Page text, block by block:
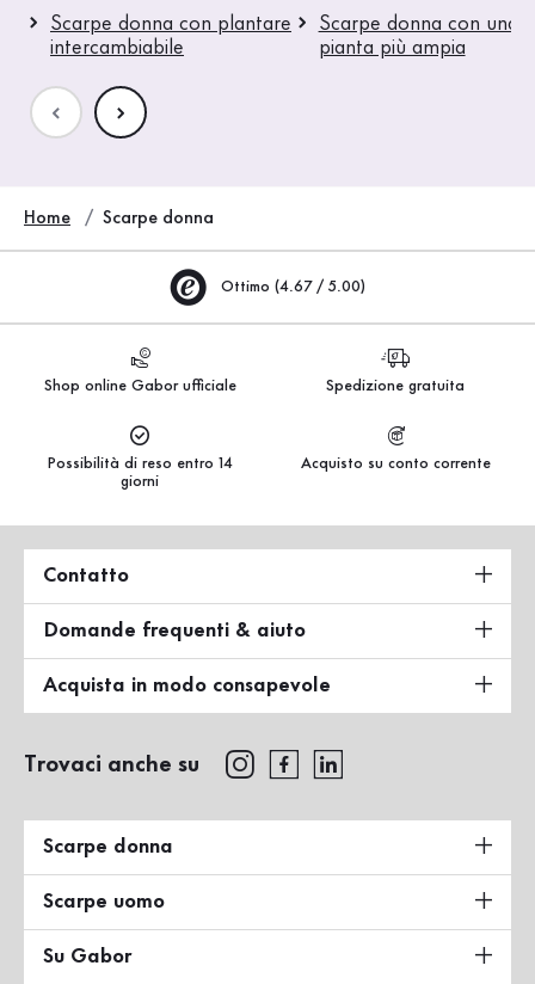
Scarpe donna con plantare
intercambiabile
Scarpe donna con una
pianta più ampia
Home Scarpe donna
Ottimo (4.67 / 5.00)
Shop online Gabor ufficiale Spedizione gratuita
Possibilità di reso entro 14
giorni
Acquisto su conto corrente
Contatto
Domande frequenti & aiuto
Acquista in modo consapevole
Trovaci anche su
Scarpe donna
Scarpe uomo
Su Gabor